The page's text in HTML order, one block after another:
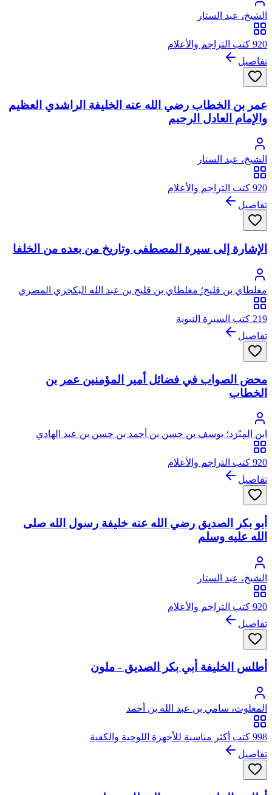
الشيخ، عبد الستار
920 كتب التراجم والأعلام
تفاصيل
عمر بن الخطاب رضي الله عنه الخليفة الراشدي العظيم
والإمام العادل الرحيم
الشيخ، عبد الستار
920 كتب التراجم والأعلام
تفاصيل
الإشارة إلى سيرة المصطفى وتاريخ من بعده من الخلفا
مغلطاي بن قليج؛ مغلطاي بن قليج بن عبد الله البكجري المصري
الحكري الحنفي، أبو عبد الله، علاء الدين
219 كتب السيرة النبوية
تفاصيل
محض الصواب في فضائل أمير المؤمنين عمر بن
الخطاب
ابن المِبْرَد؛ يوسف بن حسن بن أحمد بن حسن بن عبد الهادي
الصالحي، جمال الدين، ابن المبرد
920 كتب التراجم والأعلام
تفاصيل
أبو بكر الصديق رضي الله عنه خليفة رسول الله صلى
الله عليه وسلم
الشيخ، عبد الستار
920 كتب التراجم والأعلام
تفاصيل
أطلس الخليفة أبي بكر الصديق - ملون
المغلوث، سامي بن عبد الله بن أحمد
998 كتب أكثر مناسبة للأجهزة اللوحية والكفية
تفاصيل